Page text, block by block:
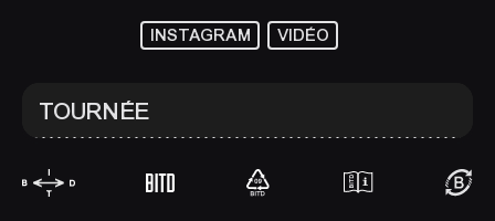
INSTAGRAM VIDÉO
TOURNÉE